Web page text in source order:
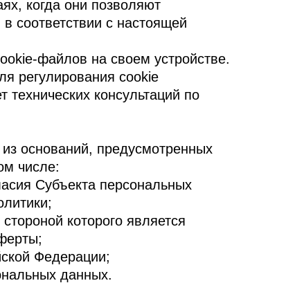
когда они позволяют
соответствии с настоящей
файлов на своем устройстве.
регулирования cookie
консультаций по
оснований, предусмотренных
числе:
Субъекта персональных
которого является
Федерации;
данных.